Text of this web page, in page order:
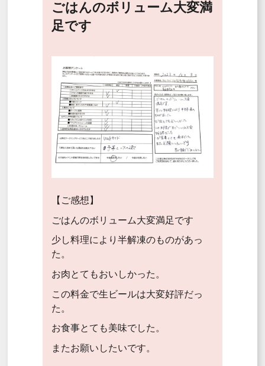
ごはんのボリューム大変満
足です
【ご感想】
ごはんのボリューム大変満足です
少し料理により半解凍のものがあっ
た。
お肉とてもおいしかった。
この料金で生ビールは大変好評だっ
た。
お食事とても美味でした。
またお願いしたいです。